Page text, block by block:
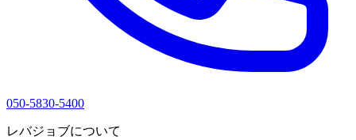
050-5830-5400
レバジョブについて